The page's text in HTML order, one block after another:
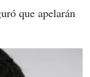
que apelarán